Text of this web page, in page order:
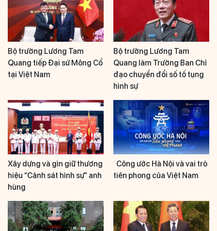
Bộ trưởng Lương Tam
Quang tiếp Đại sứ Mông Cổ
tại Việt Nam
Bộ trưởng Lương Tam
Quang làm Trưởng Ban Chỉ
đạo chuyển đổi số tố tụng
hình sự
Xây dựng và gìn giữ thương
hiệu “Cảnh sát hình sự” anh
hùng
Công ước Hà Nội và vai trò
tiên phong của Việt Nam